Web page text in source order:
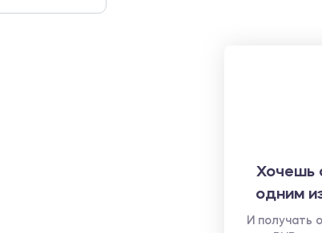
Хочешь
одним
И получать